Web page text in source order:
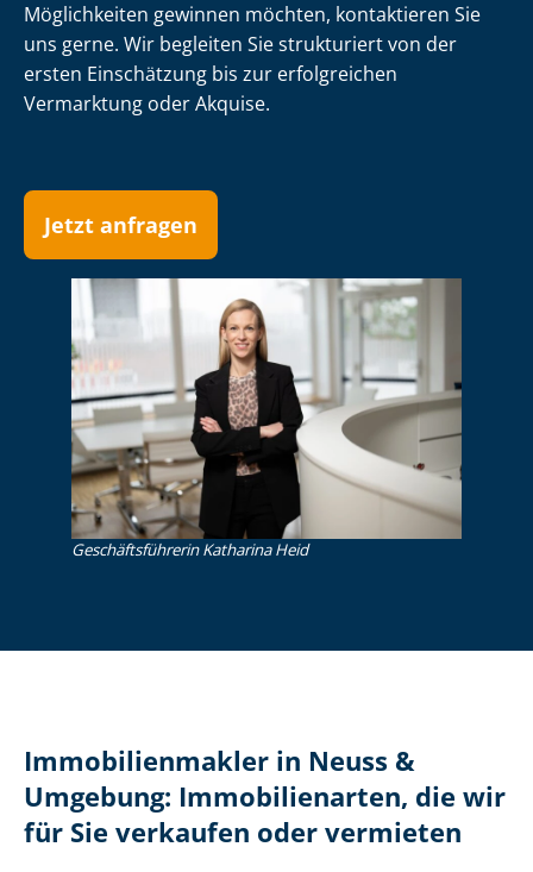
Möglichkeiten gewinnen möchten, kontaktieren Sie
uns gerne. Wir begleiten Sie strukturiert von der
ersten Einschätzung bis zur erfolgreichen
Vermarktung oder Akquise.
Jetzt anfragen
Ge­schäfts­füh­re­rin Katharina Heid
Im­mo­bi­li­en­mak­ler in Neuss &
Umgebung: Immobilienarten, die wir
für Sie verkaufen oder vermieten